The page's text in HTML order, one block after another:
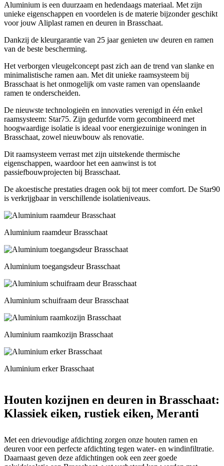
Aluminium is een duurzaam en hedendaags materiaal. Met zijn
unieke eigenschappen en voordelen is de materie bijzonder geschikt
voor jouw Aliplast ramen en deuren in Brasschaat.
Dankzij de kleurgarantie van 25 jaar genieten uw deuren en ramen
van de beste bescherming.
Het verborgen vleugelconcept past zich aan de trend van slanke en
minimalistische ramen aan. Met dit unieke raamsysteem bij
Brasschaat is het onmogelijk om vaste ramen van openslaande
ramen te onderscheiden.
De nieuwste technologieën en innovaties verenigd in één enkel
raamsysteem: Star75. Zijn gedurfde vorm gecombineerd met
hoogwaardige isolatie is ideaal voor energiezuinige woningen in
Brasschaat, zowel nieuwbouw als renovatie.
Dit raamsysteem verrast met zijn uitstekende thermische
eigenschappen, waardoor het een aanwinst is tot
passiefbouwprojecten bij Brasschaat.
De akoestische prestaties dragen ook bij tot meer comfort. De Star90
is verkrijgbaar in verschillende isolatieniveaus.
Aluminium raamdeur Brasschaat
Aluminium toegangsdeur Brasschaat
Aluminium schuifraam deur Brasschaat
Aluminium raamkozijn Brasschaat
Aluminium erker Brasschaat
Houten kozijnen en deuren in Brasschaat:
Klassiek eiken, rustiek eiken, Meranti
Met een drievoudige afdichting zorgen onze houten ramen en
deuren voor een perfecte afdichting tegen water- en windinfiltratie.
Daarnaast geven deze afdichtingen ook een zeer goede